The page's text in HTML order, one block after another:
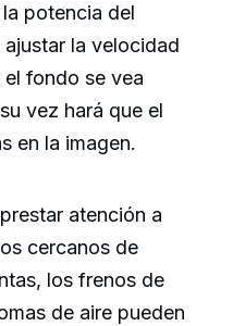
potencia del
la velocidad
fondo se vea
vez hará que el
en la imagen.
atención a
cercanos de
los frenos de
de aire pueden